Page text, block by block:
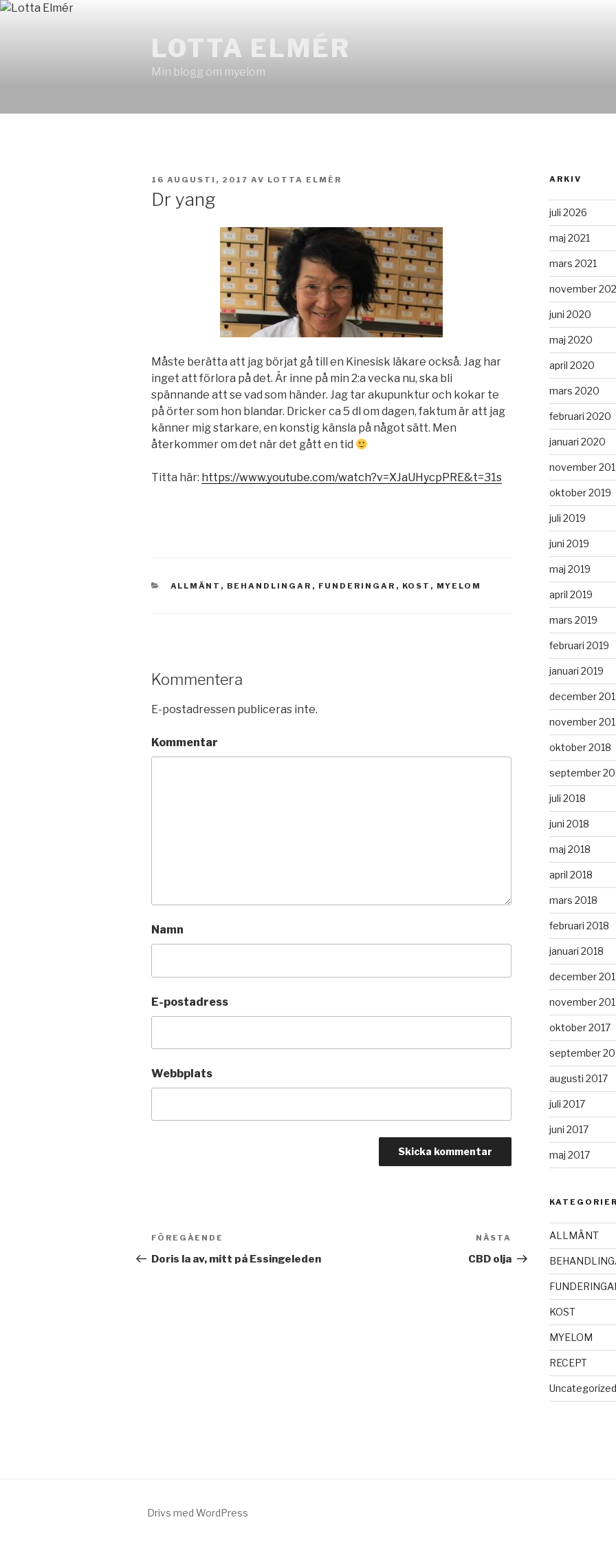
Hoppa
LOTTA ELMÉR
Min blogg om myelom
PUBLICERAT
16 AUGUSTI, 2017 AV LOTTA ELMÉR
Dr yang
Måste berätta att jag börjat gå till en Kinesisk läkare också. Jag har
inget att förlora på det. Är inne på min 2:a vecka nu, ska bli
spännande att se vad som händer. Jag tar akupunktur och kokar te
på örter som hon blandar. Dricker ca 5 dl om dagen, faktum är att jag
känner mig starkare, en konstig känsla på något sätt. Men
återkommer om det när det gått en tid
Titta här: https://www.youtube.com/watch?v=XJaUHycpPRE&t=31s
KATEGORIER
ALLMÄNT , BEHANDLINGAR , FUNDERINGAR , KOST , MYELOM
Kommentera
E-postadressen publiceras inte.
Kommentar
Namn
E-postadress
Webbplats
Inläggsnavigering
Föregående
inlägg
FÖREGÅENDE
Doris la av, mitt på Essingeleden
inlägg
NÄSTA
CBD olja
ARKIV
juli 2026
maj 2021
mars 2021
november
juni 2020
maj 2020
april 2020
mars 2020
februari 2020
januari 2020
november
oktober 2019
juli 2019
juni 2019
maj 2019
april 2019
mars 2019
februari 2019
januari 2019
december
november
oktober 2018
september
juli 2018
juni 2018
maj 2018
april 2018
mars 2018
februari 2018
januari 2018
december
november
oktober 2017
september
augusti 2017
juli 2017
juni 2017
maj 2017
ALLMÄNT
KOST
MYELOM
RECEPT
Uncategorized
Drivs med WordPress